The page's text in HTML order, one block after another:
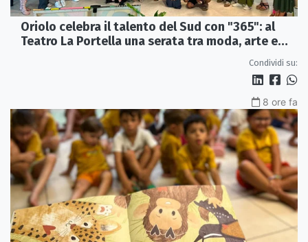
Oriolo celebra il talento del Sud con "365": al
Teatro La Portella una serata tra moda, arte e
Condividi su:
8 ore fa